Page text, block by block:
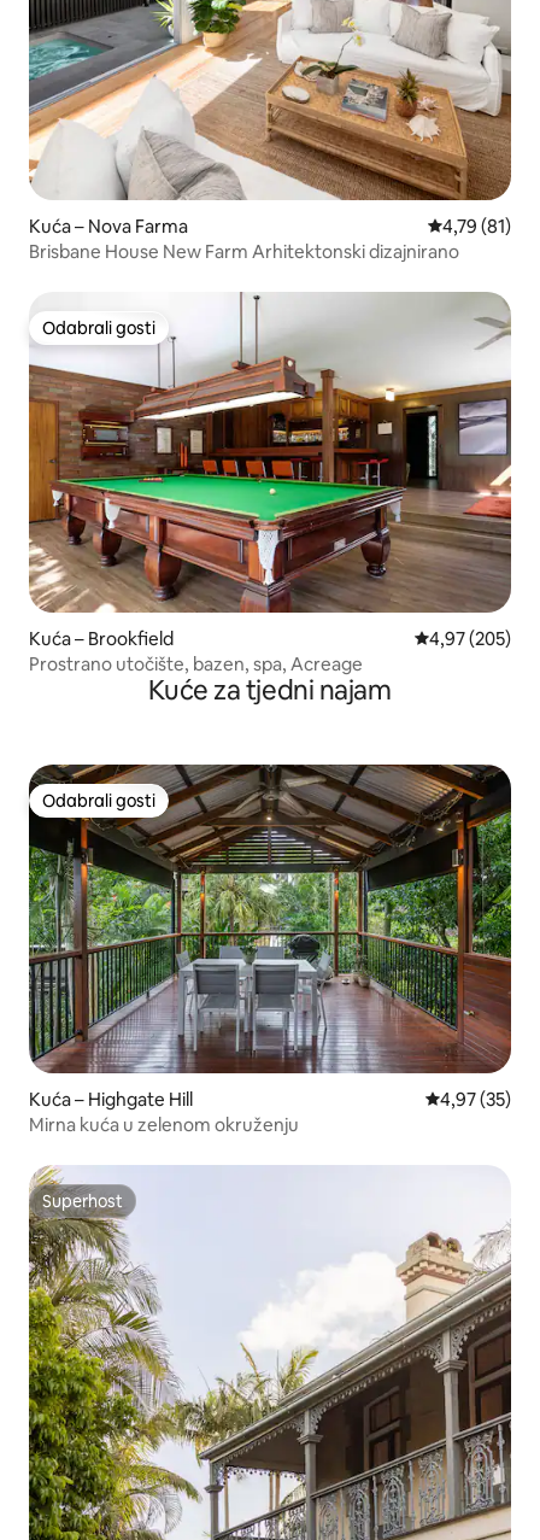
Kuća – Nova Farma Prosječna
4,79 (81)
Brisbane House New Farm Arhitektonski dizajnirano
Odabrali gosti
Odabrali gosti
Kuća – Brookfield Prosječna
4,97 (205)
Prostrano utočište, bazen, spa, Acreage
Kuće za tjedni najam
Odabrali gosti
Odabrali gosti
Kuća – Highgate Hill Prosječna
4,97 (35)
Mirna kuća u zelenom okruženju
Superhost
Superhost